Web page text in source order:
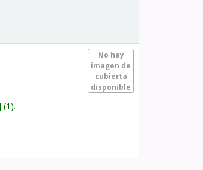
No hay
imagen de
cubierta
disponible
(1).